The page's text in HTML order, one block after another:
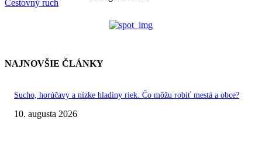
Cestovný ruch
NAJNOVŠIE ČLÁNKY
Sucho, horúčavy a nízke hladiny riek. Čo môžu robiť mestá a obce?
10. augusta 2026